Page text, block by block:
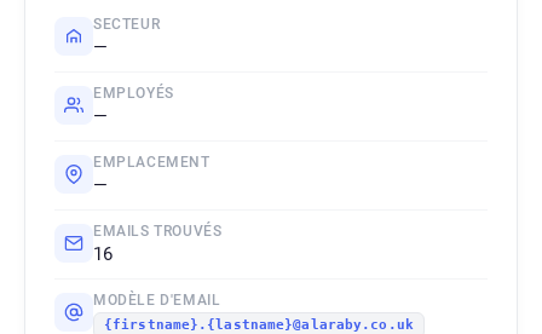
SECTEUR
—
EMPLOYÉS
—
EMPLACEMENT
—
EMAILS TROUVÉS
16
MODÈLE D'EMAIL
{firstname}.{lastname}@alaraby.co.uk